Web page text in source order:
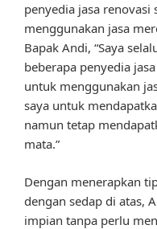
penyedia jasa
menggunakan jasa
Bapak Andi, “Saya
beberapa penyedia
untuk menggunakan
saya untuk
namun tetap
mata.”
Dengan menerapkan
dengan sedap di atas,
impian tanpa perlu